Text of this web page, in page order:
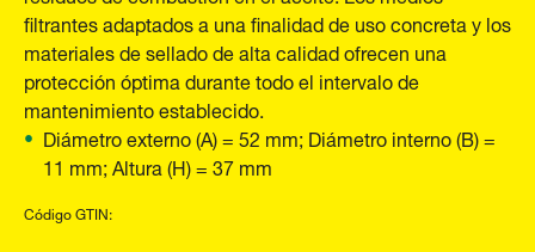
filtrantes adaptados a una finalidad de uso concreta y los
materiales de sellado de alta calidad ofrecen una
protección óptima durante todo el intervalo de
mantenimiento establecido.
Diámetro externo (A) = 52 mm; Diámetro interno (B) =
11 mm; Altura (H) = 37 mm
Código GTIN: